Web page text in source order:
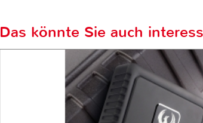
Das könnte Sie auch